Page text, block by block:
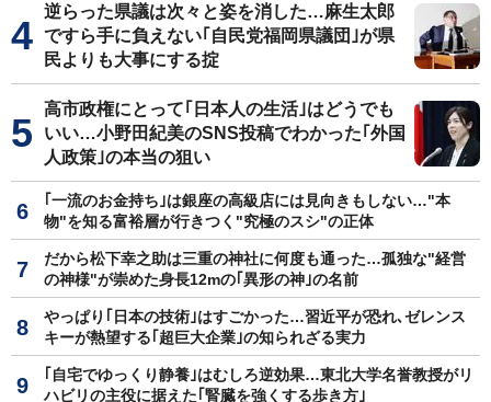
逆らった県議は次々と姿を消した…麻生太郎
ですら手に負えない｢自民党福岡県議団｣が県
民よりも大事にする掟
高市政権にとって｢日本人の生活｣はどうでも
いい…小野田紀美のSNS投稿でわかった｢外国
人政策｣の本当の狙い
｢一流のお金持ち｣は銀座の高級店には見向きもしない…"本
物"を知る富裕層が行きつく"究極のスシ"の正体
だから松下幸之助は三重の神社に何度も通った…孤独な"経営
の神様"が崇めた身長12mの｢異形の神｣の名前
やっぱり｢日本の技術｣はすごかった…習近平が恐れ､ゼレンス
キーが熱望する｢超巨大企業｣の知られざる実力
｢自宅でゆっくり静養｣はむしろ逆効果…東北大学名誉教授がリ
ハビリの主役に据えた｢腎臓を強くする歩き方｣